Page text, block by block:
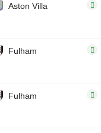
Aston Villa
Fulham
Fulham